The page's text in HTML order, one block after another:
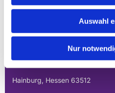
Auswahl
Nur
EVANGELISCHE
MAINPERLEN
Uhlandstraße 1
Hainburg, Hessen 63512